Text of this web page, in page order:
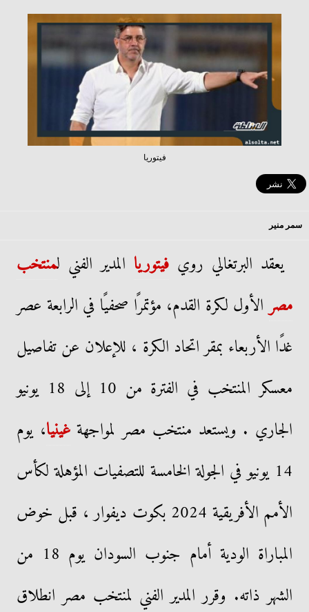
فيتوريا
سمر منير
يعقد البرتغالي روي فيتوريا المدير الفني لمنتخب
مصرالأول لكرة القدم، مؤتمرًا صحفيًا في الرابعة عصر
غدًا الأربعاء بمقر اتحاد الكرة ، للإعلان عن تفاصيل
معسكر المنتخب في الفترة من 10 إلى 18 يونيو
الجاري . ويستعد منتخب مصر لمواجهةغينيا، يوم
14 يونيو في الجولة الخامسة للتصفيات المؤهلة لكأس
الأمم الأفريقية 2024 بكوت ديفوار ، قبل خوض
المباراة الودية أمام جنوب السودان يوم 18 من
الشهر ذاته. وقرر المدير الفني لمنتخب مصر انطلاق